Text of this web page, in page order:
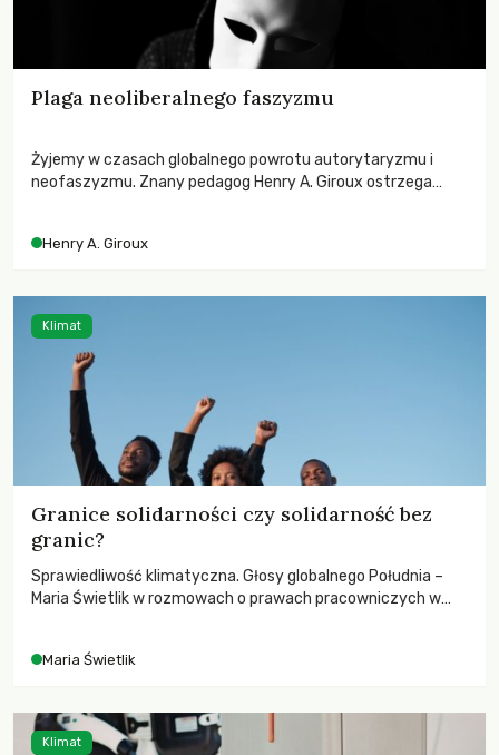
Plaga neoliberalnego faszyzmu
Żyjemy w czasach globalnego powrotu autorytaryzmu i
neofaszyzmu. Znany pedagog Henry A. Giroux ostrzega
wychowają świadomych obywateli?
Henry A. Giroux
Granice solidarności czy solidarność bez
granic?
Sprawiedliwość klimatyczna. Głosy globalnego Południa –
Maria Świetlik w rozmowach o prawach pracowniczych w
Maria Świetlik
Klimat
Klimat